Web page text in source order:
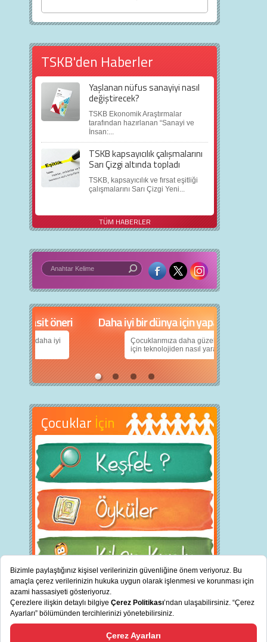
TSKB'den Haberler
Yaşlanan nüfus sanayiyi nasıl
değiştirecek?
TSKB Ekonomik Araştırmalar
tarafından hazırlanan “Sanayi ve
İnsan:...
TSKB kapsayıcılık çalışmalarını
Sarı Çizgi altında topladı
TSKB, kapsayıcılık ve fırsat eşitliği
çalışmalarını Sarı Çizgi Yeni...
TÜM HABERLER
5 basit öneri
daha iyi
Daha iyi bir dünya için yapay zekâ
Çocuklarımıza daha güzel bir dünya bırakabilmek
için teknolojiden nasıl yararlanırız?
Çocuklar İçin